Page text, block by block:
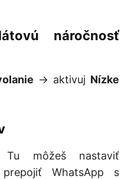
náročnosť
-> aktivuj Nízke
Tu môžeš nastaviť
WhatsApp s